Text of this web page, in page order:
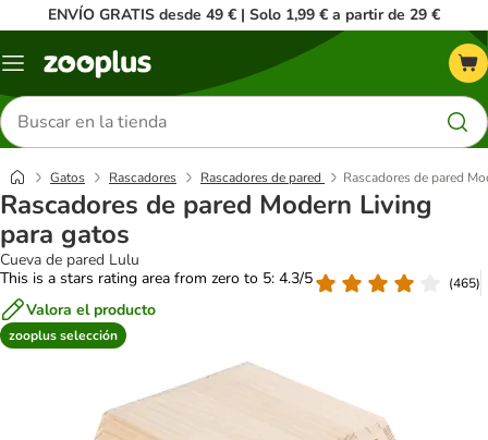
ENVÍO GRATIS desde 49 € | Solo 1,99 € a partir de 29 €
Menú
Buscar
productos
Gatos Rascadores Rascadores de pared Rascadores de pared
Rascadores de pared Modern Living
para gatos
Cueva de pared Lulu
This is a stars rating area from zero to 5: 4.3/5
(465)
Valora el producto
zooplus selección